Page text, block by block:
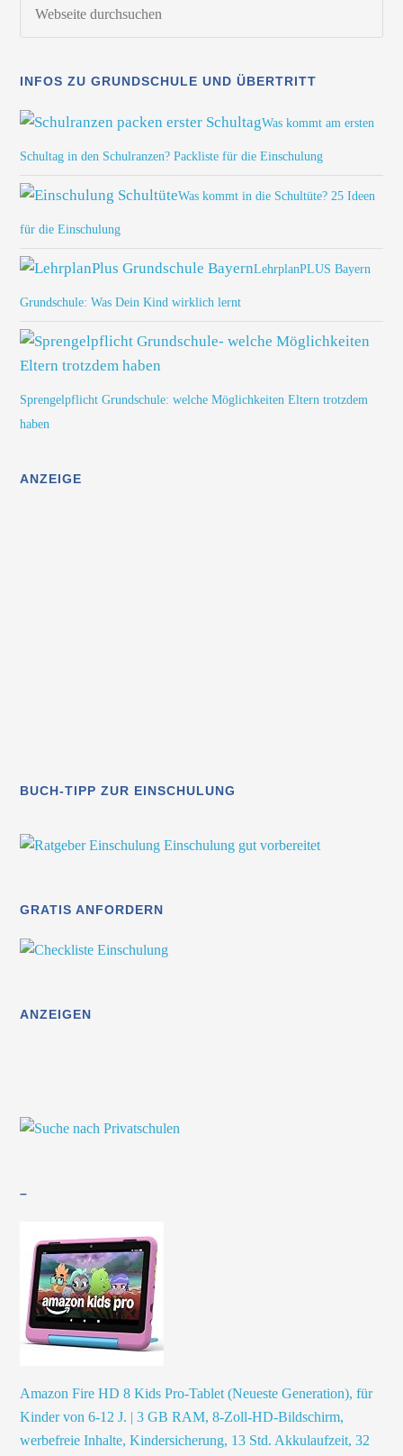
INFOS ZU GRUNDSCHULE UND ÜBERTRITT
Was kommt am ersten
Schultag in den Schulranzen? Packliste für die Einschulung
Was kommt in die Schultüte? 25 Ideen
für die Einschulung
LehrplanPLUS Bayern
Grundschule: Was Dein Kind wirklich lernt
Sprengelpflicht Grundschule: welche Möglichkeiten Eltern trotzdem
haben
ANZEIGE
BUCH-TIPP ZUR EINSCHULUNG
GRATIS ANFORDERN
ANZEIGEN
–
Amazon Fire HD 8 Kids Pro-Tablet (Neueste Generation), für
Kinder von 6-12 J. | 3 GB RAM, 8-Zoll-HD-Bildschirm,
werbefreie Inhalte, Kindersicherung, 13 Std. Akkulaufzeit, 32